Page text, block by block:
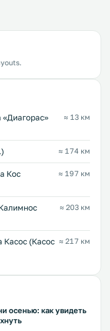
≈ 13 км
≈ 174 км
Кос
≈ 197 км
≈ 203 км
Касос (Касос ≈ 217 км
осенью: как увидеть